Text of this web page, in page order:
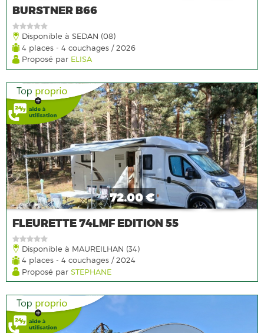
BURSTNER B66
Disponible à SEDAN (08)
4 places - 4 couchages / 2026
Proposé par ELISA
72.00 €
FLEURETTE 74LMF EDITION 55
Disponible à MAUREILHAN (34)
4 places - 4 couchages / 2024
Proposé par STEPHANE